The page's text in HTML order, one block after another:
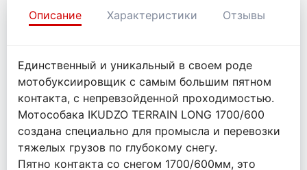
Описание Характеристики Отзывы
Единственный и уникальный в своем роде
мотобуксиировщик с самым большим пятном
контакта, с непревзойденной проходимостью.
Мотособака IKUDZO TERRAIN LONG 1700/600
создана специально для промысла и перевозки
тяжелых грузов по глубокому снегу.
Пятно контакта со снегом 1700/600мм, это